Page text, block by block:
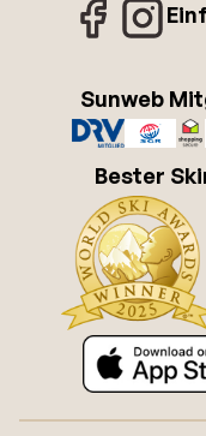
Sunweb
Bester